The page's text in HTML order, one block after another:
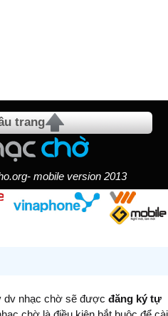
trang
mobile version 2013
dv nhạc chờ sẽ được đăng ký tự